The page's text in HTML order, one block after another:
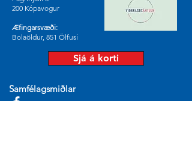
200 Kópavogur
Æfingarsvæði:
Bolaöldur, 851 Ölfusi
Sjá á korti
Samfélagsmiðlar